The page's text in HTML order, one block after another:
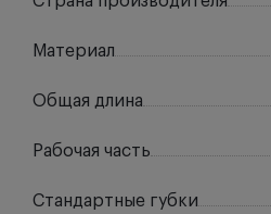
Материал
Общая длина
Рабочая часть
Стандартные губки